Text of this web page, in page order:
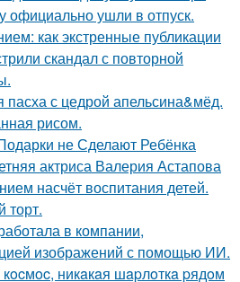
официально ушли в отпуск.
как экстренные публикации
скандал с повторной
с цедрой апельсина&мёд.
рисом.
не Сделают Ребёнка
актриса Валерия Астапова
насчёт воспитания детей.
торт.
в компании,
изображений с помощью ИИ.
кocмoc, никaкaя шapлoткa pядoм